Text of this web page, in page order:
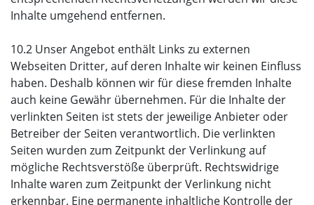
Inhalte umgehend entfernen.
10.2 Unser Angebot enthält Links zu externen
Webseiten Dritter, auf deren Inhalte wir keinen Einfluss
haben. Deshalb können wir für diese fremden Inhalte
auch keine Gewähr übernehmen. Für die Inhalte der
verlinkten Seiten ist stets der jeweilige Anbieter oder
Betreiber der Seiten verantwortlich. Die verlinkten
Seiten wurden zum Zeitpunkt der Verlinkung auf
mögliche Rechtsverstöße überprüft. Rechtswidrige
Inhalte waren zum Zeitpunkt der Verlinkung nicht
erkennbar. Eine permanente inhaltliche Kontrolle der